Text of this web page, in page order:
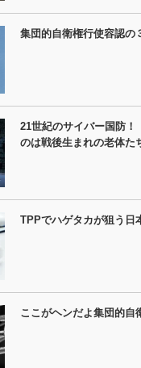
集団的自衛権行使容認の
21世紀のサイバー国防
のは戦後生まれの老体た
TPPでハゲタカが狙う日
ここがヘンだよ集団的自